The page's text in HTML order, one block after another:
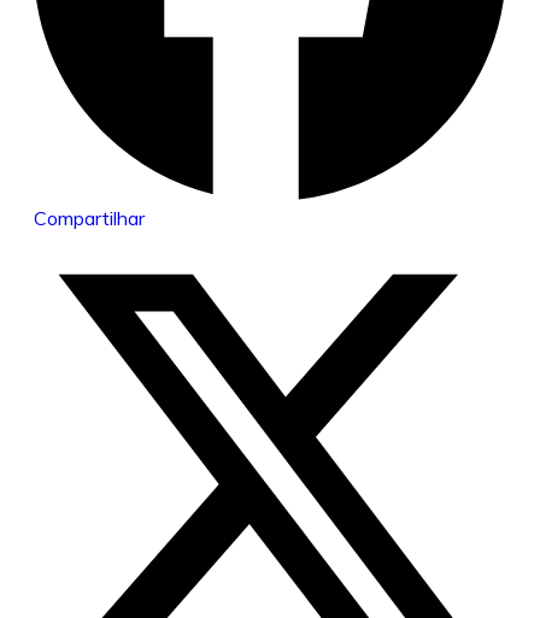
Compartilhar